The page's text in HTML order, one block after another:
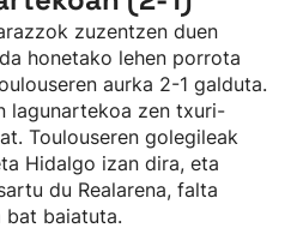
zuzentzen duen
honetako lehen porrota
aurka 2-1 galduta.
lagunartekoa zen txuri-
Toulouseren golegileak
Hidalgo izan dira, eta
du Realarena, falta
bat baiatuta.